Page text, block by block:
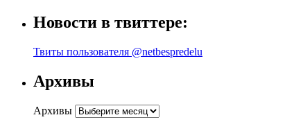
Новости в твиттере:
Твиты пользователя @netbespredelu
Архивы
Архивы